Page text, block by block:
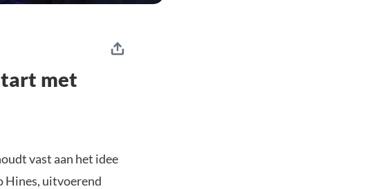
met
vast aan het idee
Hines, uitvoerend